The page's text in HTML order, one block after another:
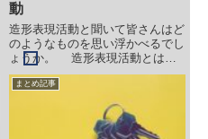
動
造形表現活動と聞いて皆さんはど
のようなものを思い浮かべるでし
ょうか。 造形表現活動とは簡
単に言うと絵を描くことの外に、
紙や木、粘土などを使って形を作
り、表現する活動のことを言いま
す。 子どもたちは日常生活の
中に、その造形表現活動を成長
まとめ記事